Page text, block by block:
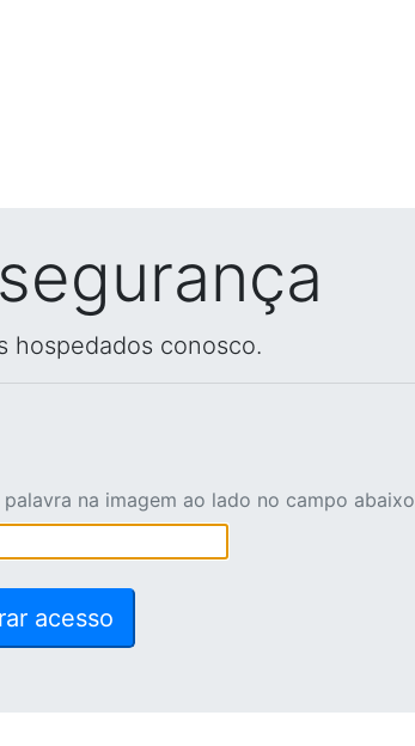
hospedados conosco.
na imagem ao lado no campo abaixo